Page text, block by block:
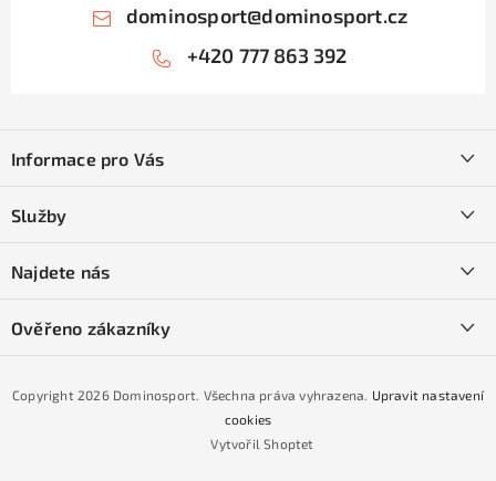
dominosport@dominosport.cz
+420 777 863 392
pInformace pro Vás
Obchodní podmínky
Podmínky GDPR
Podmínky nákupu na splátky ESSOX
Služby
Naše prodejna
Najdete nás
Ověřeno zákazníky
Vytvořil Shoptet
Copyright 2026 Dominosport. Všechna práva vyhrazena. Upravit nastavení
cookies